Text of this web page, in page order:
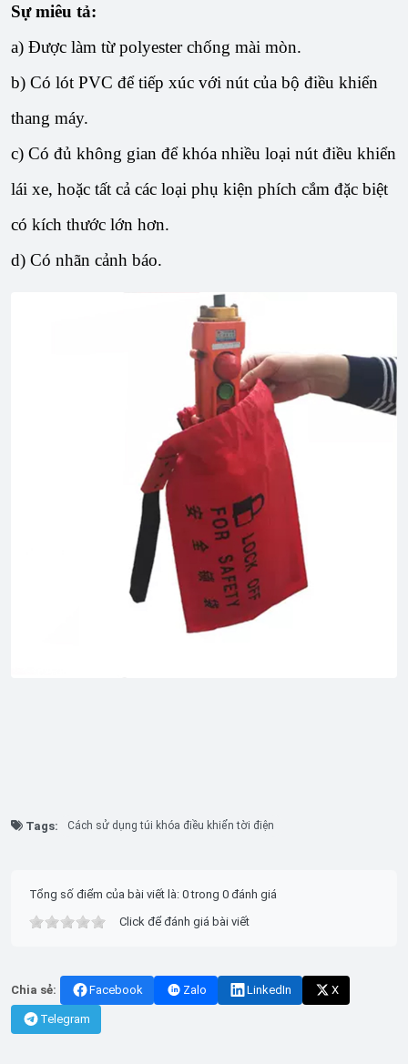
Sự miêu tả:
a) Được làm từ polyester chống mài mòn.
b) Có lót PVC để tiếp xúc với nút của bộ điều khiển
thang máy.
c) Có đủ không gian để khóa nhiều loại nút điều khiển
lái xe, hoặc tất cả các loại phụ kiện phích cắm đặc biệt
có kích thước lớn hơn.
d) Có nhãn cảnh báo.
Tags: Cách sử dụng túi khóa điều khiển tời điện
Tổng số điểm của bài viết là: 0 trong 0 đánh giá
Click để đánh giá bài viết
Chia sẻ: Facebook Zalo LinkedIn X
Telegram